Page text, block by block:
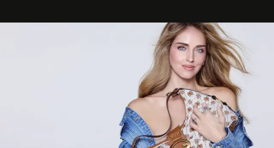
unsurlarından biri olarak öne çıkıyor.